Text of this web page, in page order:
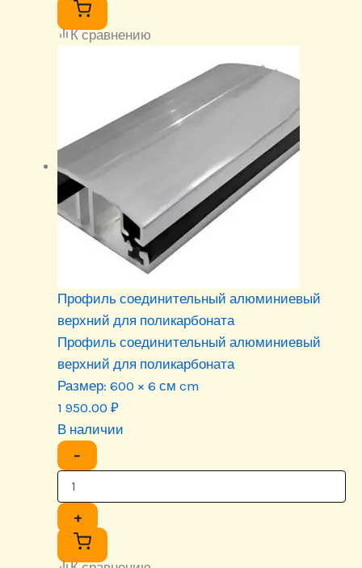
К сравнению
Профиль соединительный алюминиевый
верхний для поликарбоната
Профиль соединительный алюминиевый
верхний для поликарбоната
Размер: 600 × 6 см cm
1 950.00 ₽
В наличии
−
+